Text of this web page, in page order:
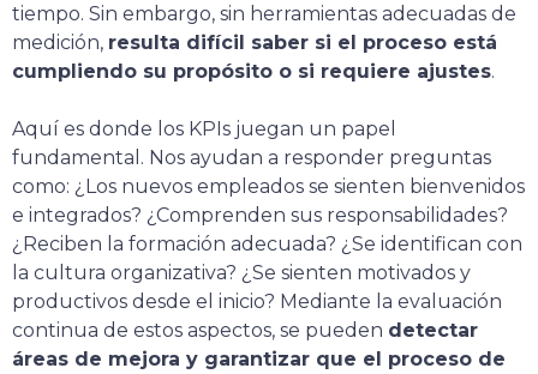
tiempo. Sin embargo, sin herramientas adecuadas de
medición, resulta difícil saber si el proceso está
cumpliendo su propósito o si requiere ajustes.
Aquí es donde los KPIs juegan un papel
fundamental. Nos ayudan a responder preguntas
como: ¿Los nuevos empleados se sienten bienvenidos
e integrados? ¿Comprenden sus responsabilidades?
¿Reciben la formación adecuada? ¿Se identifican con
la cultura organizativa? ¿Se sienten motivados y
productivos desde el inicio? Mediante la evaluación
continua de estos aspectos, se pueden detectar
áreas de mejora y garantizar que el proceso de